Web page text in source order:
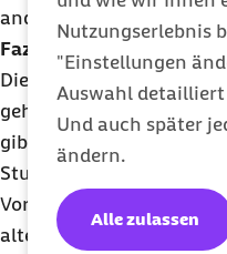
Nutzungserlebnis
"Einstellungen
Auswahl detailliert
Und auch später
ändern.
Alle zulassen
anderen
Fazit
Die Apitherapie ist eine
gehört aktuell noch zur
gibt aber auch immer
Studien zu Wirkungen
Vor- und Nachteilen. Die
alternative